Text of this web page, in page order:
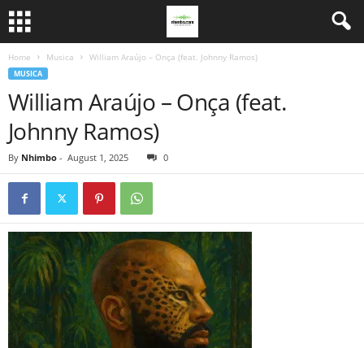
Home Musica William Araújo – Onça (feat. Johnny Ramos)
MUSICA
William Araújo – Onça (feat.
Johnny Ramos)
By Nhimbo - August 1, 2025 0